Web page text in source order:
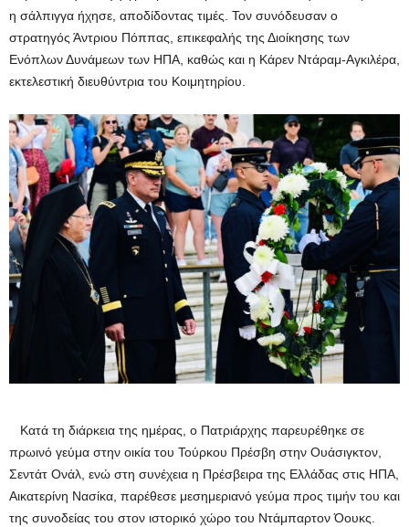
η σάλπιγγα ήχησε, αποδίδοντας τιμές. Τον συνόδευσαν ο
στρατηγός Άντριου Πόππας, επικεφαλής της Διοίκησης των
Ενόπλων Δυνάμεων των ΗΠΑ, καθώς και η Κάρεν Ντάραμ-Αγκιλέρα,
εκτελεστική διευθύντρια του Κοιμητηρίου.
Κατά τη διάρκεια της ημέρας, ο Πατριάρχης παρευρέθηκε σε
πρωινό γεύμα στην οικία του Τούρκου Πρέσβη στην Ουάσιγκτον,
Σεντάτ Ονάλ, ενώ στη συνέχεια η Πρέσβειρα της Ελλάδας στις ΗΠΑ,
Αικατερίνη Νασίκα, παρέθεσε μεσημεριανό γεύμα προς τιμήν του και
της συνοδείας του στον ιστορικό χώρο του Ντάμπαρτον Όουκς.